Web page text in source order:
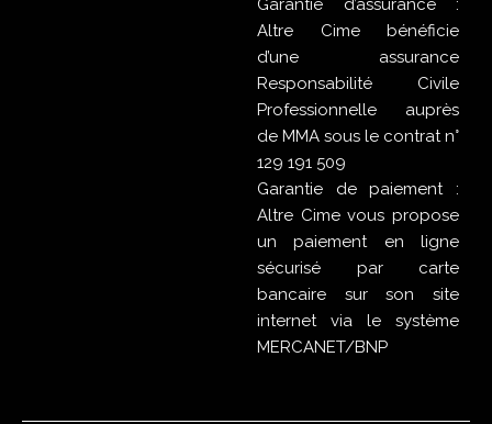
Garantie d’assurance :
Altre Cime bénéficie
d’une assurance
Responsabilité Civile
Professionnelle auprès
de MMA sous le contrat n°
129 191 509
Garantie de paiement :
Altre Cime vous propose
un paiement en ligne
sécurisé par carte
bancaire sur son site
internet via le système
MERCANET/BNP